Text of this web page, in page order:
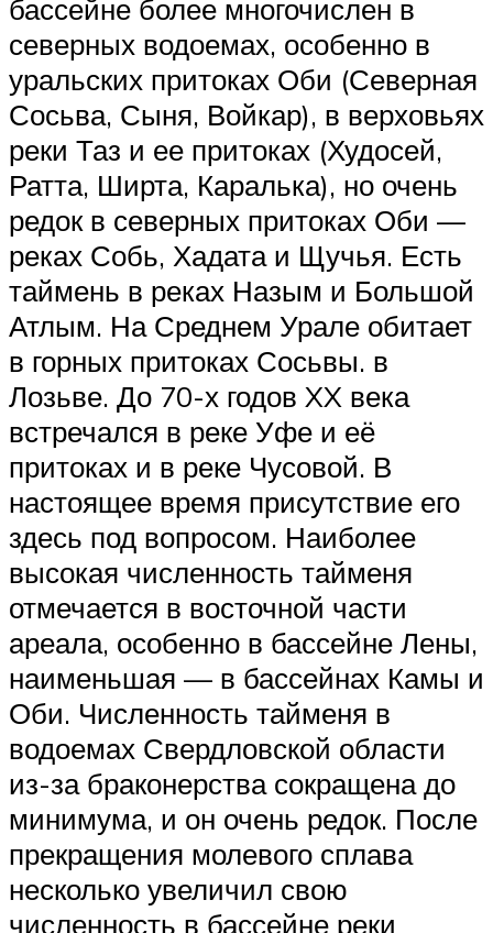
бассейне более многочислен в
северных водоемах, особенно в
уральских притоках Оби (Северная
Сосьва, Сыня, Войкар), в верховьях
реки Таз и ее притоках (Худосей,
Ратта, Ширта, Каралька), но очень
редок в северных притоках Оби —
реках Собь, Хадата и Щучья. Есть
таймень в реках Назым и Большой
Атлым. На Среднем Урале обитает
в горных притоках Сосьвы. в
Лозьве. До 70-х годов XX века
встречался в реке Уфе и её
притоках и в реке Чусовой. В
настоящее время присутствие его
здесь под вопросом. Наиболее
высокая численность тайменя
отмечается в восточной части
ареала, особенно в бассейне Лены,
наименьшая — в бассейнах Камы и
Оби. Численность тайменя в
водоемах Свердловской области
из-за браконерства сокращена до
минимума, и он очень редок. После
прекращения молевого сплава
несколько увеличил свою
численность в бассейне реки